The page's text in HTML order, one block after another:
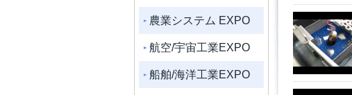
農業システム EXPO
航空/宇宙工業EXPO
船舶/海洋工業EXPO